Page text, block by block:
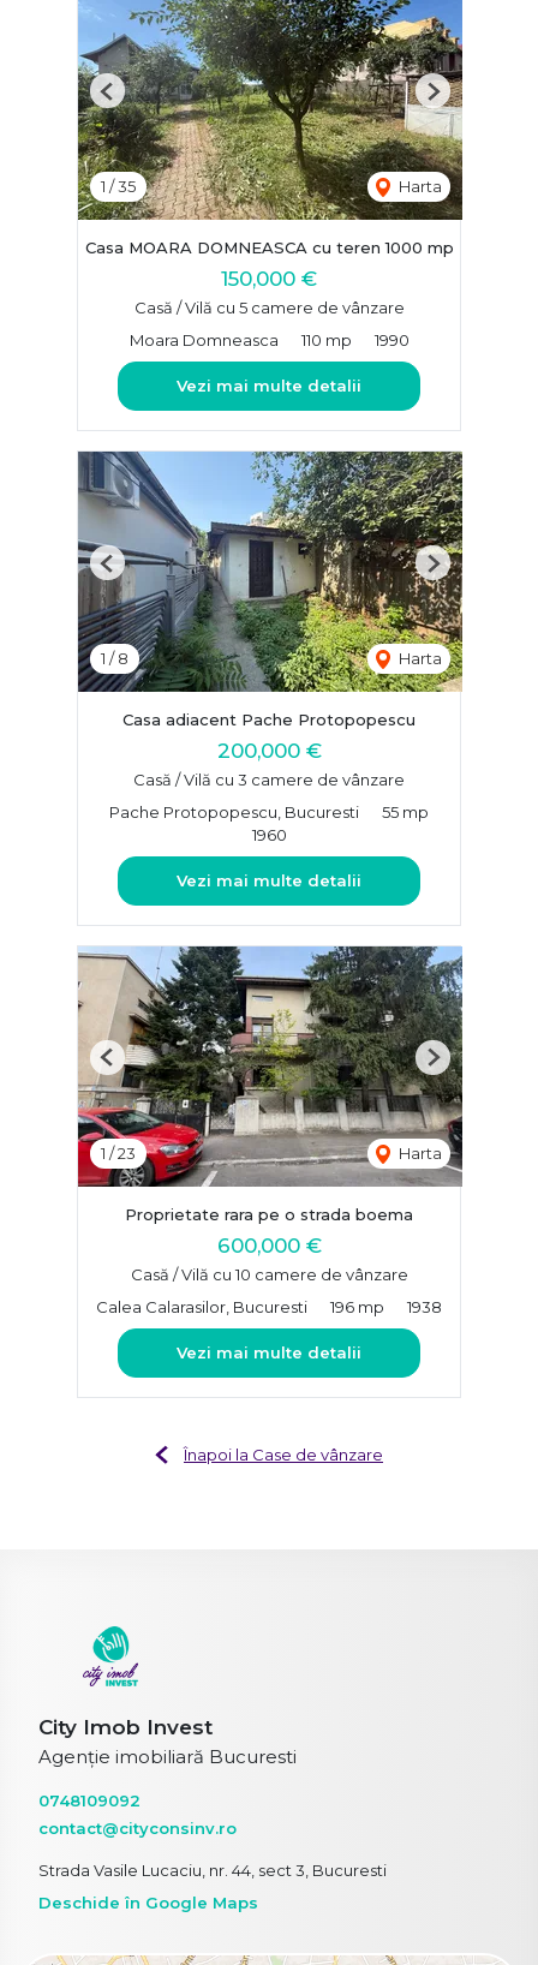
1 /35 Harta
Previous Next
Casa MOARA DOMNEASCA cu teren 1000 mp
150,000 €
Casă / Vilă cu 5 camere de vânzare
Moara Domneasca
110 mp 1990
Vezi mai multe detalii
1 /8 Harta
Previous Next
Casa adiacent Pache Protopopescu
200,000 €
Casă / Vilă cu 3 camere de vânzare
Pache Protopopescu, Bucuresti
55 mp
1960
Vezi mai multe detalii
1 /23 Harta
Previous Next
Proprietate rara pe o strada boema
600,000 €
Casă / Vilă cu 10 camere de vânzare
Calea Calarasilor, Bucuresti
196 mp 1938
Vezi mai multe detalii
Înapoi la Case de vânzare
City Imob Invest
Agenție imobiliară Bucuresti
0748109092
contact@cityconsinv.ro
Strada Vasile Lucaciu, nr. 44, sect 3, Bucuresti
Deschide în Google Maps